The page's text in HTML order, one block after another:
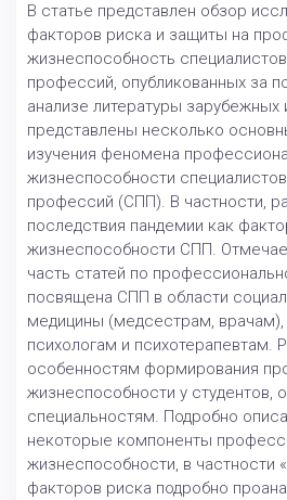
В статье представлен обзор
факторов риска и защиты на
жизнеспособность
профессий, опубликованных за
анализе литературы зарубежных
представлены несколько
изучения феномена
жизнеспособности
профессий (СПП). В частности,
последствия пандемии как
жизнеспособности СПП.
часть статей по
посвящена СПП в области
медицины (медсестрам,
психологам и психотерапевтам.
особенностям формирования
жизнеспособности у студентов,
специальностям. Подробно
некоторые компоненты
жизнеспособности, в частности
факторов риска подробно